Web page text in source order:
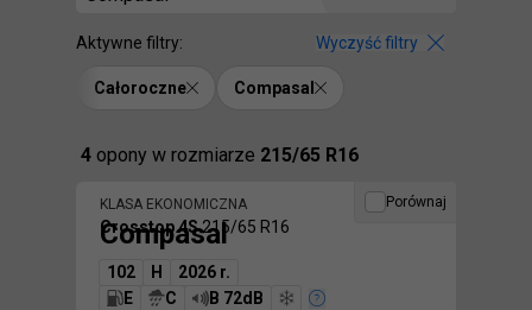
Całoroczne Compasal
Aktywne filtry: Wyczyść filtry
Znaleźliśmy
4 opony w rozmiarze 215/65 R16
Porównaj
KLASA EKONOMICZNA
Compasal
Crosstop 4S215/65 R16
102 H
2026 r.
E
C
B 72dB